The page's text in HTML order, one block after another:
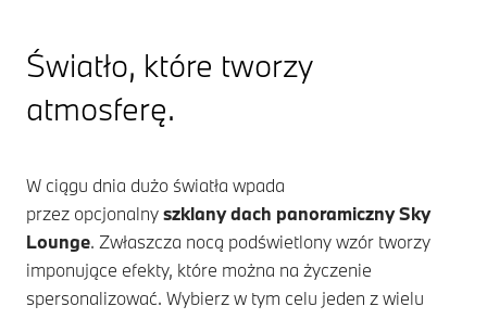
Światło, które tworzy
atmosferę.
W ciągu dnia dużo światła wpada
przez opcjonalnyszklany dach panoramiczny Sky
Lounge. Zwłaszcza nocą podświetlony wzór tworzy
imponujące efekty, które można na życzenie
spersonalizować. Wybierz w tym celu jeden z wielu